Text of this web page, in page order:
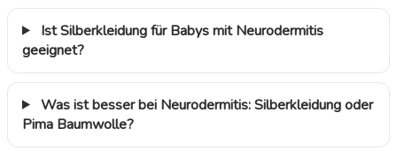
Ist Silberkleidung für Babys mit Neurodermitis
geeignet?
Was ist besser bei Neurodermitis: Silberkleidung oder
Pima Baumwolle?